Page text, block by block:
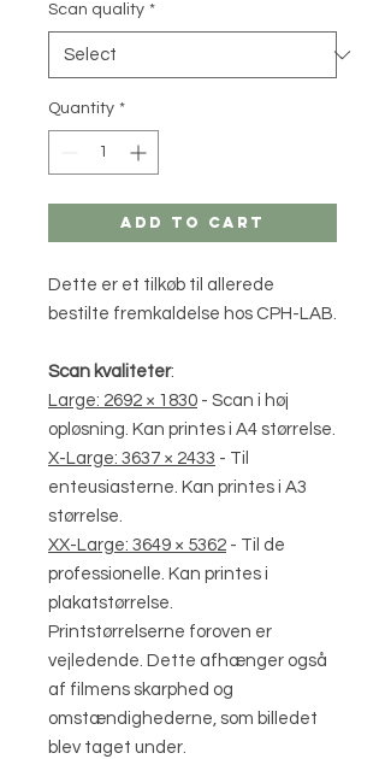
Scan quality *
Quantity *
Add to Cart
Dette er et tilkøb til allerede
bestilte fremkaldelse hos CPH-LAB.
Scan kvaliteter:
Large: 2692 × 1830 - Scan i høj
opløsning. Kan printes i A4 størrelse.
X-Large: 3637 × 2433 - Til
enteusiasterne. Kan printes i A3
størrelse.
XX-Large: 3649 × 5362 - Til de
professionelle. Kan printes i
plakatstørrelse.
Printstørrelserne foroven er
vejledende. Dette afhænger også
af filmens skarphed og
omstændighederne, som billedet
blev taget under.